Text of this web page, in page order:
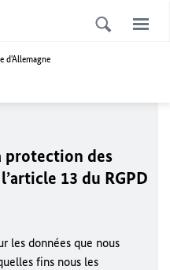
d'Allemagne
protection des
13 du RGPD
les données que nous
fins nous les